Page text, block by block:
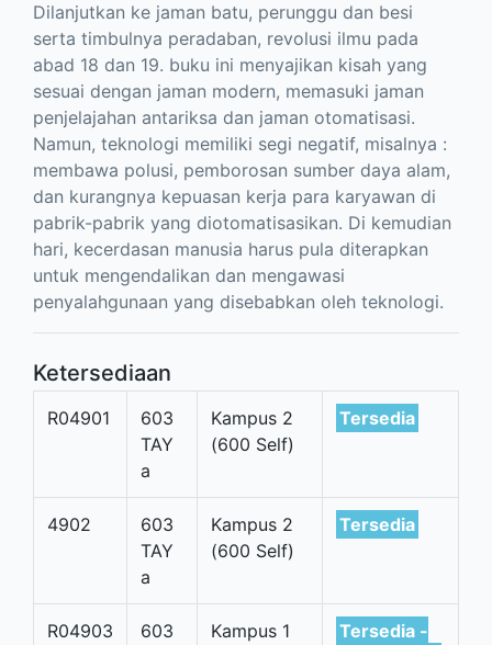
Dilanjutkan ke jaman batu, perunggu dan besi
serta timbulnya peradaban, revolusi ilmu pada
abad 18 dan 19. buku ini menyajikan kisah yang
sesuai dengan jaman modern, memasuki jaman
penjelajahan antariksa dan jaman otomatisasi.
Namun, teknologi memiliki segi negatif, misalnya :
membawa polusi, pemborosan sumber daya alam,
dan kurangnya kepuasan kerja para karyawan di
pabrik-pabrik yang diotomatisasikan. Di kemudian
hari, kecerdasan manusia harus pula diterapkan
untuk mengendalikan dan mengawasi
penyalahgunaan yang disebabkan oleh teknologi.
Ketersediaan
R04901
603
TAY
a
Kampus 2
(600 Self)
Tersedia
4902
603
TAY
a
Kampus 2
(600 Self)
Tersedia
R04903
603
Kampus 1
Tersedia -